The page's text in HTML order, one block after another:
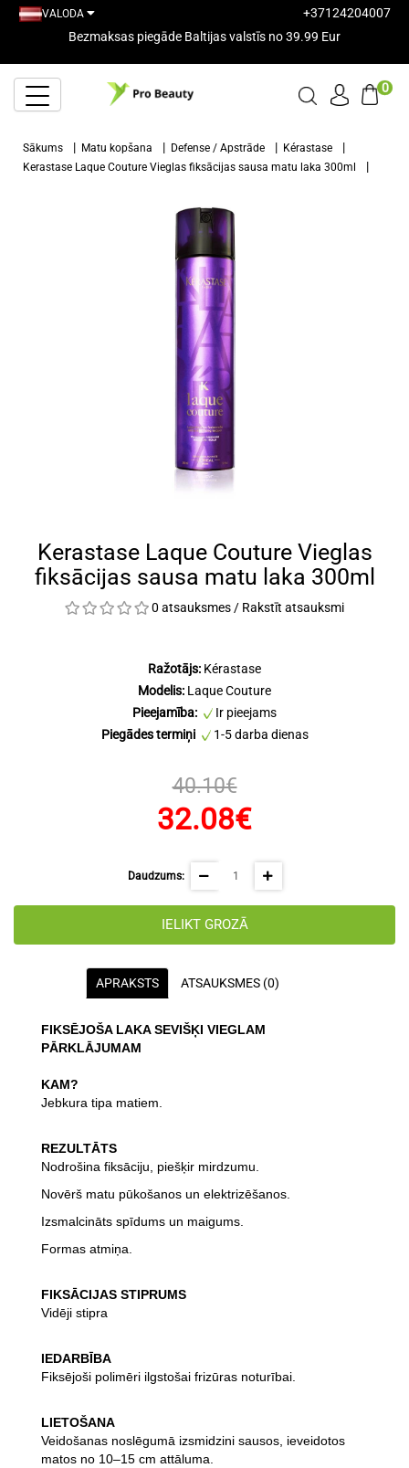
VALODA
+37124204007
Bezmaksas piegāde Baltijas valstīs no 39.99 Eur
0
Sākums Matu kopšana Defense / Apstrāde
Kérastase
Kerastase Laque Couture Vieglas fiksācijas sausa matu laka 300ml
Kerastase Laque Couture Vieglas
fiksācijas sausa matu laka 300ml
0 atsauksmes / Rakstīt atsauksmi
Ražotājs: Kérastase
Modelis: Laque Couture
Pieejamība:
Ir pieejams
Piegādes termiņi
1-5 darba dienas
40.10€
32.08€
Daudzums:
IELIKT GROZĀ
APRAKSTS ATSAUKSMES (0)
FIKSĒJOŠA LAKA SEVIŠĶI VIEGLAM
PĀRKLĀJUMAM
KAM?
Jebkura tipa matiem.
REZULTĀTS
Nodrošina fiksāciju, piešķir mirdzumu.
Novērš matu pūkošanos un elektrizēšanos.
Izsmalcināts spīdums un maigums.
Formas atmiņa.
FIKSĀCIJAS STIPRUMS
Vidēji stipra
IEDARBĪBA
Fiksējoši polimēri ilgstošai frizūras noturībai.
LIETOŠANA
Veidošanas noslēgumā izsmidzini sausos, ieveidotos
matos no 10–15 cm attāluma.